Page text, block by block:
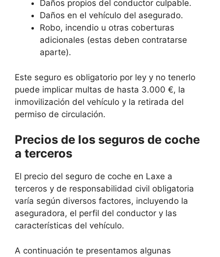
Daños propios del conductor culpable.
Daños en el vehículo del asegurado.
Robo, incendio u otras coberturas
adicionales (estas deben contratarse
aparte).
Este seguro es obligatorio por ley y no tenerlo
puede implicar multas de hasta 3.000 €, la
inmovilización del vehículo y la retirada del
permiso de circulación.
Precios de los seguros de coche
a terceros
El precio del seguro de coche en Laxe a
terceros y de responsabilidad civil obligatoria
varía según diversos factores, incluyendo la
aseguradora, el perfil del conductor y las
características del vehículo.
A continuación te presentamos algunas